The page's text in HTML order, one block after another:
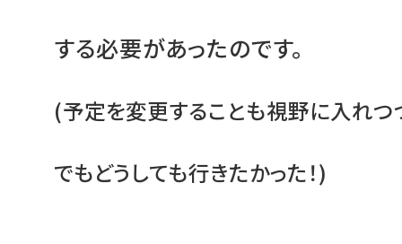
する必要があったのです。
(予定を変更することも視野に入れつ
でもどうしても行きたかった！)